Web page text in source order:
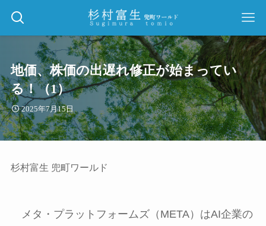
地価、株価の出遅れ修正が始まってい
る！（1）
2025年7月15日
杉村富生 兜町ワールド
メタ・プラットフォームズ（ META）はAI企業の